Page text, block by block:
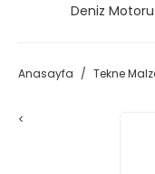
Deniz Motoru
Anasayfa Tekne
<